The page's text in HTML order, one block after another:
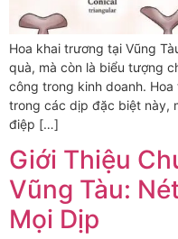
Hoa khai trương tại Vũng
quà, mà còn là biểu tượng
công trong kinh doanh.
trong các dịp đặc biệt này,
điệp […]
Giới Thiệu
Vũng Tàu:
Mọi Dịp